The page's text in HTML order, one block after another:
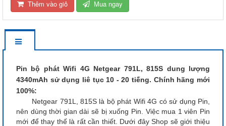
Thêm vào giỏ Mua ngay
Pin bộ phát Wifi 4G Netgear 791L, 815S dung lượng
4340mAh sử dụng liê tục 10 - 20 tiếng. Chính hãng mới
100%:
Netgear 791L, 815S là bộ phát Wifi 4G có sử dụng Pin,
nên dùng thời gian dài sẽ bị xuống Pin. Việc mua 1 viên Pin
mới để thay thế là rất cần thiết. Dưới đây Shop sẽ giới thiệu